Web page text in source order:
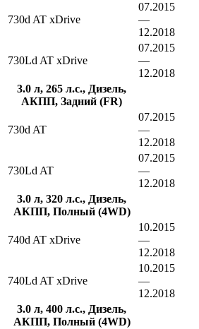
730d AT xDrive
07.2015
—
12.2018
730Ld AT xDrive
07.2015
—
12.2018
3.0 л, 265 л.с., Дизель,
АКПП, Задний (FR)
730d AT
07.2015
—
12.2018
730Ld AT
07.2015
—
12.2018
3.0 л, 320 л.с., Дизель,
АКПП, Полный (4WD)
740d AT xDrive
10.2015
—
12.2018
740Ld AT xDrive
10.2015
—
12.2018
3.0 л, 400 л.с., Дизель,
АКПП, Полный (4WD)